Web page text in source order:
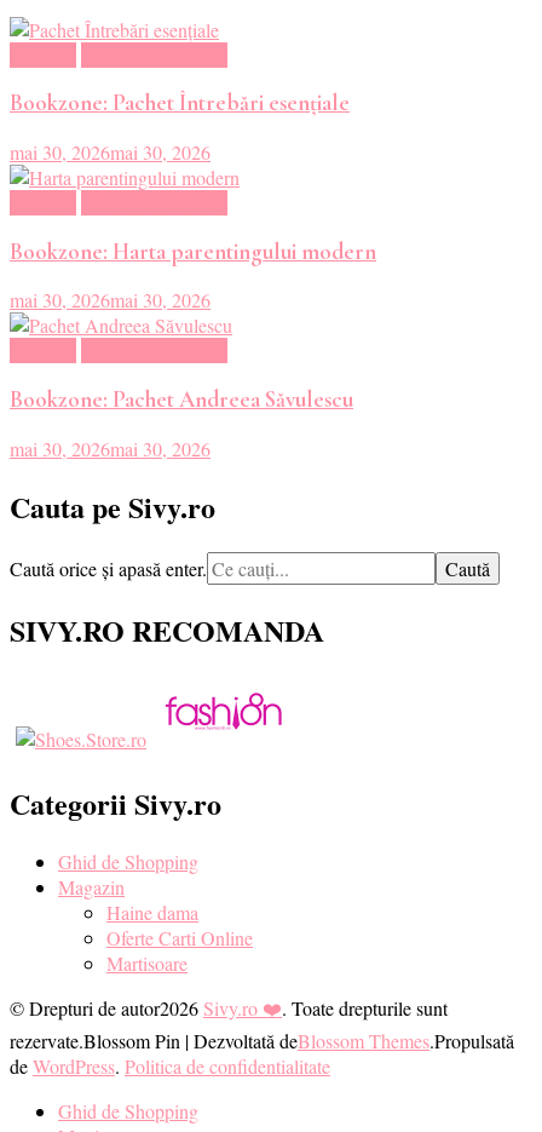
Bookzone: Pachet Întrebări esențiale
mai 30, 2026mai 30, 2026
Bookzone: Harta parentingului modern
mai 30, 2026mai 30, 2026
Bookzone: Pachet Andreea Săvulescu
mai 30, 2026mai 30, 2026
Cauta pe Sivy.ro
Cauți
Caută orice și apasă enter.
SIVY.RO RECOMANDA
Categorii Sivy.ro
Ghid de Shopping
Magazin
Haine dama
Oferte Carti Online
Martisoare
© Drepturi de autor2026 Sivy.ro ❤️. Toate drepturile sunt
rezervate.Blossom Pin | Dezvoltată deBlossom Themes.Propulsată
deWordPress. Politica de confidentialitate
Ghid de Shopping